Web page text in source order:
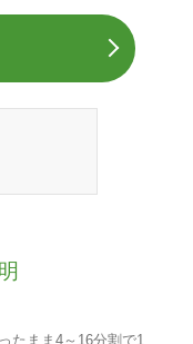
たまま4～16分割で1